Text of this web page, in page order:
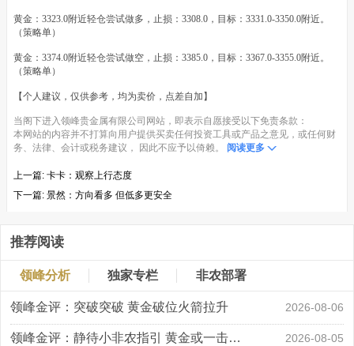
黄金：3323.0附近轻仓尝试做多，止损：3308.0，目标：3331.0-3350.0附近。
（策略单）
黄金：3374.0附近轻仓尝试做空，止损：3385.0，目标：3367.0-3355.0附近。
（策略单）
【个人建议，仅供参考，均为卖价，点差自加】
当阁下进入领峰贵金属有限公司网站，即表示自愿接受以下免责条款：
本网站的内容并不打算向用户提供买卖任何投资工具或产品之意见，或任何财
务、法律、会计或税务建议， 因此不应予以倚赖。
阅读更多
上一篇: 卡卡：观察上行态度
下一篇: 景然：方向看多 但低多更安全
推荐阅读
领峰分析 独家专栏 非农部署
领峰金评：突破突破 黄金破位火箭拉升 2026-08-06
领峰金评：静待小非农指引 黄金或一击破局 2026-08-05